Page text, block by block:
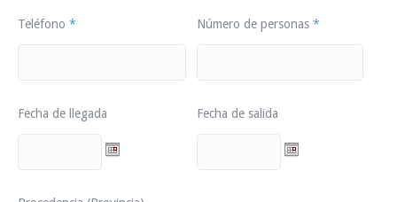
Teléfono * Número de personas *
Fecha de llegada Fecha de salida